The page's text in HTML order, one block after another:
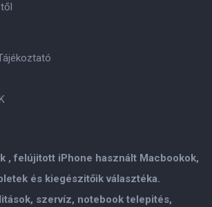
, felújitott iPhone használt Macbookok,
és kiegészitőik választéka.
szervíz, notebook telepités,